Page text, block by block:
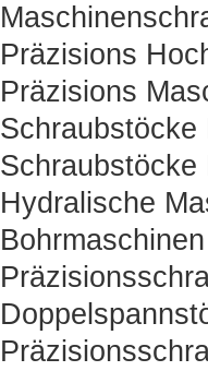
Präzisions
Präzisions
Schraubstöcke
Schraubstöcke
Hydralische